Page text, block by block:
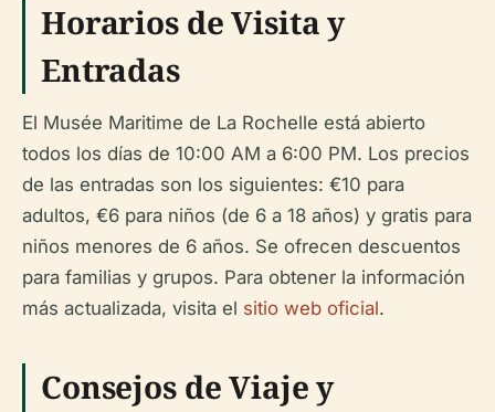
Horarios de Visita y
Entradas
El Musée Maritime de La Rochelle está abierto
todos los días de 10:00 AM a 6:00 PM. Los precios
de las entradas son los siguientes: €10 para
adultos, €6 para niños (de 6 a 18 años) y gratis para
niños menores de 6 años. Se ofrecen descuentos
para familias y grupos. Para obtener la información
más actualizada, visita el sitio web oficial.
Consejos de Viaje y